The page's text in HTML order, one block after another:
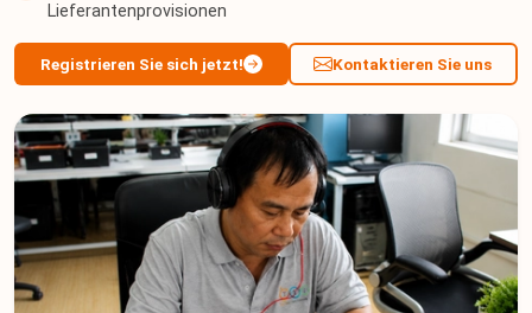
Lieferantenprovisionen
Registrieren Sie sich jetzt! Kontaktieren Sie uns